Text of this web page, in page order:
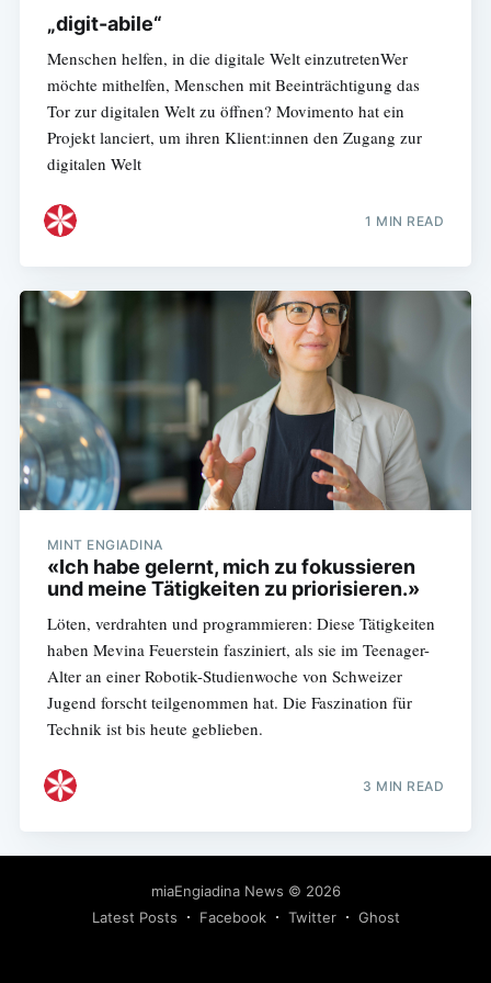
„digit-abile“
Menschen helfen, in die digitale Welt einzutretenWer
möchte mithelfen, Menschen mit Beeinträchtigung das
Tor zur digitalen Welt zu öffnen? Movimento hat ein
Projekt lanciert, um ihren Klient:innen den Zugang zur
digitalen Welt
1 MIN READ
MINT ENGIADINA
«Ich habe gelernt, mich zu fokussieren
und meine Tätigkeiten zu priorisieren.»
Löten, verdrahten und programmieren: Diese Tätigkeiten
haben Mevina Feuerstein fasziniert, als sie im Teenager-
Alter an einer Robotik-Studienwoche von Schweizer
Jugend forscht teilgenommen hat. Die Faszination für
Technik ist bis heute geblieben.
3 MIN READ
miaEngiadina News © 2026
Latest Posts
Facebook Twitter Ghost